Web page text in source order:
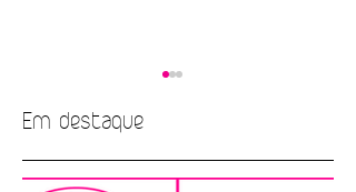
Em destaque